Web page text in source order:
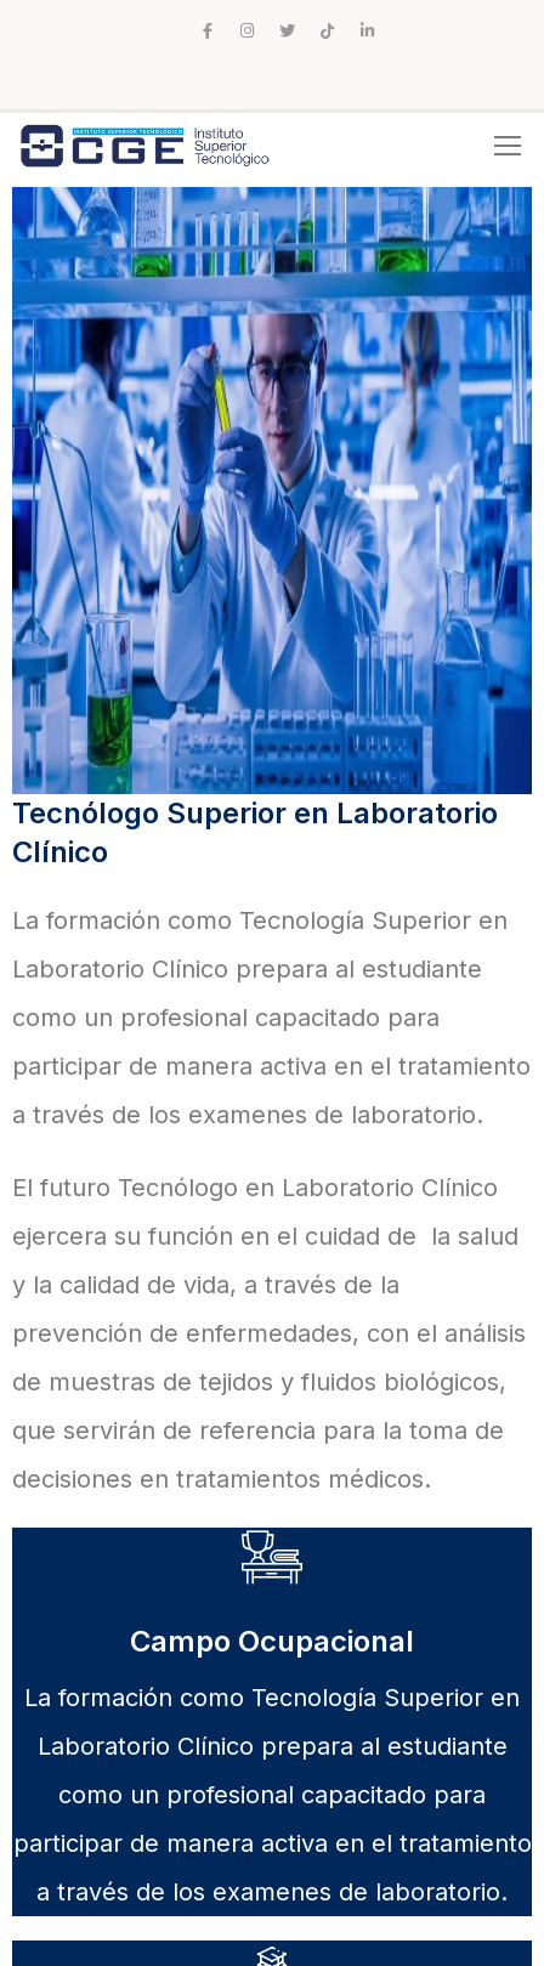
Tecnólogo Superior en Laboratorio
Clínico
La formación como Tecnología Superior en
Laboratorio Clínico prepara al estudiante
como un profesional capacitado para
participar de manera activa en el tratamiento
a través de los examenes de laboratorio.
El futuro Tecnólogo en Laboratorio Clínico
ejercera su función en el cuidad de la salud
y la calidad de vida, a través de la
prevención de enfermedades, con el análisis
de muestras de tejidos y fluidos biológicos,
que servirán de referencia para la toma de
decisiones en tratamientos médicos.
Campo Ocupacional
La formación como Tecnología Superior en
Laboratorio Clínico prepara al estudiante
como un profesional capacitado para
participar de manera activa en el tratamiento
a través de los examenes de laboratorio.